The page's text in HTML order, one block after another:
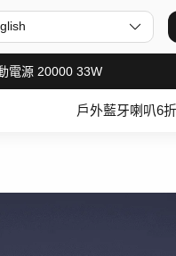
電源 20000 33W
戶外藍牙喇叭6